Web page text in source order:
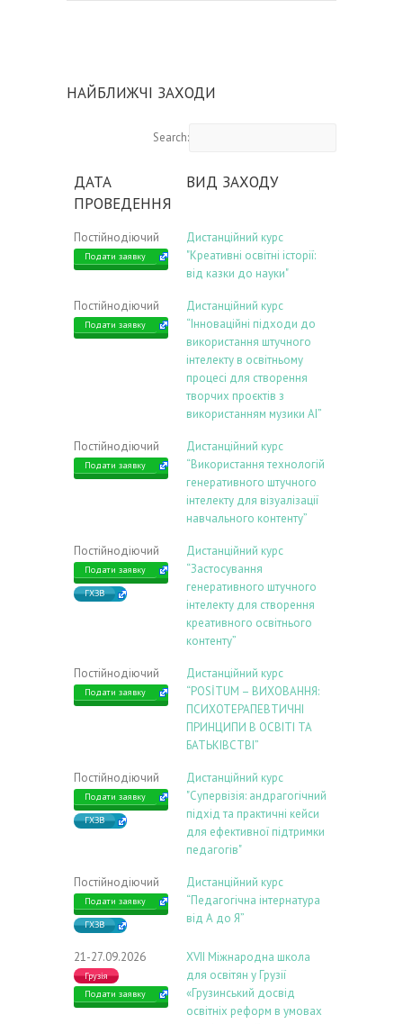
НАЙБЛИЖЧІ ЗАХОДИ
Search:
ДАТА
ПРОВЕДЕННЯ
ВИД ЗАХОДУ
Постійнодіючий
Подати заявку
Дистанційний курс
"Креативні освітні історії:
від казки до науки"
Постійнодіючий
Подати заявку
Дистанційний курс
“Інноваційні підходи до
використання штучного
інтелекту в освітньому
процесі для створення
творчих проєктів з
використанням музики АІ”
Постійнодіючий
Подати заявку
Дистанційний курс
“Використання технологій
генеративного штучного
інтелекту для візуалізації
навчального контенту”
Постійнодіючий
Подати заявку
ГХЗВ
Дистанційний курс
“Застосування
генеративного штучного
інтелекту для створення
креативного освітнього
контенту”
Постійнодіючий
Подати заявку
Дистанційний курс
“POSİTUM – ВИХОВАННЯ:
ПСИХОТЕРАПЕВТИЧНІ
ПРИНЦИПИ В ОСВІТІ ТА
БАТЬКІВСТВІ”
Постійнодіючий
Подати заявку
ГХЗВ
Дистанційний курс
"Супервізія: андрагогічний
підхід та практичні кейси
для ефективної підтримки
педагогів"
Постійнодіючий
Подати заявку
ГХЗВ
Дистанційний курс
“Педагогічна інтернатура
від А до Я”
21-27.09.2026
Грузія
Подати заявку
ХVIІ Міжнародна школа
для освітян у Грузії
«Грузинський досвід
освітніх реформ в умовах